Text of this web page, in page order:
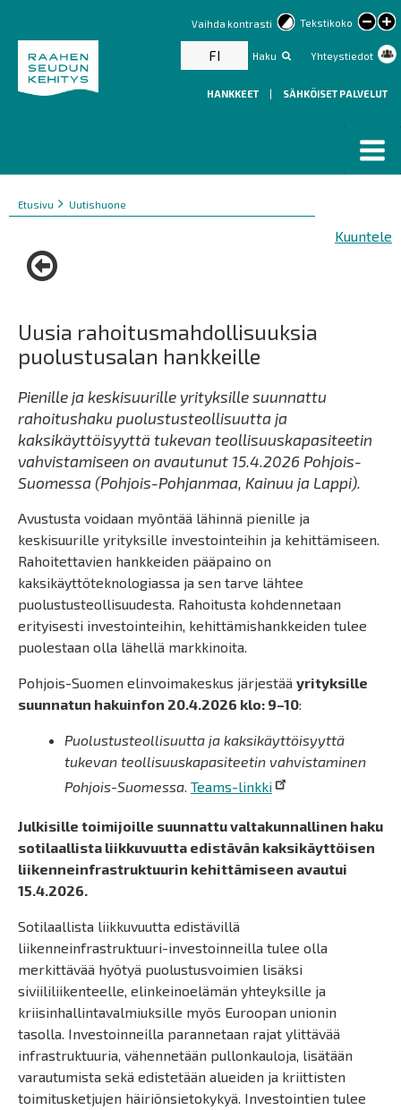
Tekstikoko
text
Vaihda kontrasti
Haku Yhteystiedot
FI
HANKKEET | SÄHKÖISET PALVELUT
Murupolku
You
Etusivu Uutishuone
Kuuntele
Uusia rahoitusmahdollisuuksia
puolustusalan hankkeille
Pienille ja keskisuurille yrityksille suunnattu
rahoitushaku puolustusteollisuutta ja
kaksikäyttöisyyttä tukevan teollisuuskapasiteetin
vahvistamiseen on avautunut 15.4.2026 Pohjois-
Suomessa (Pohjois-Pohjanmaa, Kainuu ja Lappi).
Avustusta voidaan myöntää lähinnä pienille ja
keskisuurille yrityksille investointeihin ja kehittämiseen.
Rahoitettavien hankkeiden pääpaino on
kaksikäyttöteknologiassa ja sen tarve lähtee
puolustusteollisuudesta. Rahoitusta kohdennetaan
erityisesti investointeihin, kehittämishankkeiden tulee
puolestaan olla lähellä markkinoita.
Pohjois-Suomen elinvoimakeskus järjestää yrityksille
suunnatun hakuinfon 20.4.2026 klo: 9–10:
Puolustusteollisuutta ja kaksikäyttöisyyttä
tukevan teollisuuskapasiteetin vahvistaminen
Pohjois-Suomessa. Teams-linkki
Julkisille toimijoille suunnattu valtakunnallinen haku
sotilaallista liikkuvuutta edistävän kaksikäyttöisen
liikenneinfrastruktuurin kehittämiseen avautui
15.4.2026.
Sotilaallista liikkuvuutta edistävillä
liikenneinfrastruktuuri-investoinneilla tulee olla
merkittävää hyötyä puolustusvoimien lisäksi
siviililiikenteelle, elinkeinoelämän yhteyksille ja
kriisinhallintavalmiuksille myös Euroopan unionin
tasolla. Investoinneilla parannetaan rajat ylittävää
infrastruktuuria, vähennetään pullonkauloja, lisätään
varautumista sekä edistetään alueiden ja kriittisten
toimitusketjujen häiriönsietokykyä. Investointien tulee